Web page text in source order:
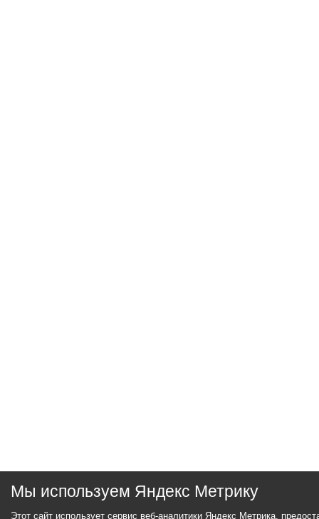
Мы используем Яндекс Метрику
Этот сайт использует сервис веб-аналитики Яндекс Метрика,